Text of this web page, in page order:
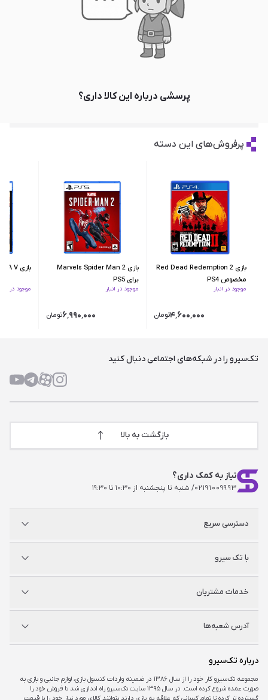
پرسشی درباره این کالا داری؟
پرفروش‌های این دسته
بازی Red Dead Redemption 2
مخصوص PS4
موجود در انبار
۴٬۶۰۰٬۰۰۰تومان
بازی Marvels Spider Man 2
برای PS5
موجود در انبار
۶٬۹۹۰٬۰۰۰تومان
بازی GTA V برای PS5
موجود در
تک‌سیرو را در شبکه‌های اجتماعی دنبال کنید
نیاز به کمک داری؟
۰۲۱۹۱۰۰۹۹۹۳/ شنبه تا پنجشنبه از ۱۰:۳۰ تا ۱۹:۳۰
بازگشت به بالا
دسترسی سریع
ایکس‌باکس
شگفت سیرو
با تک سیرو
راه‌های ارتباطی
مجله خبری
خدمات مشتریان
راهنمای اکانت‌ها
شرایط و قوانین
آدرس شعبه‌ها
شعبه مرکزی
شعبه چارسو
درباره تک‌سیرو
مجموعه تک‌سیرو کار خود را از سال ۱۳۸۶ در ضمینه واردات کنسول بازی، لوازم جانبی و بازی به
صورت عمده شروع کرده است. در سال ۱۳۹۵ سایت تک‌سیرو راه اندازی شد تا فروش خود را
گسترده تر کرده تا تمام کسانی که علاقه به بازی دارند بتوانند کالای مورد نیاز خود را با قیمت